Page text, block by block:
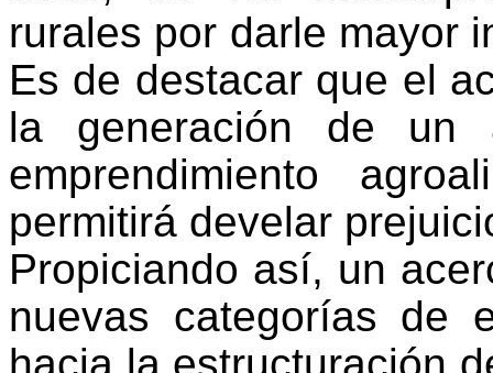
rurales por darle mayor
Es de destacar que el
la generación de un
emprendimiento
permitirá develar
Propiciando así, un
nuevas categorías de